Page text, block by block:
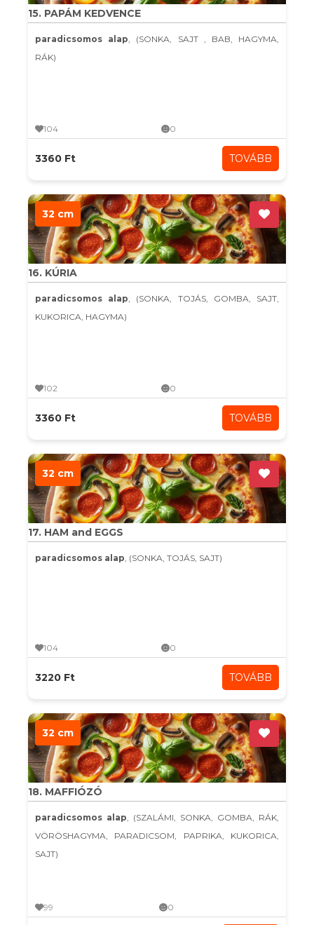
15. PAPÁM KEDVENCE
paradicsomos alap, (SONKA, SAJT , BAB, HAGYMA,
RÁK)
104 0
3360 Ft TOVÁBB
32 cm
16. KÚRIA
paradicsomos alap, (SONKA, TOJÁS, GOMBA, SAJT,
KUKORICA, HAGYMA)
102 0
3360 Ft TOVÁBB
32 cm
17. HAM and EGGS
paradicsomos alap, (SONKA, TOJÁS, SAJT)
104 0
3220 Ft TOVÁBB
32 cm
18. MAFFIÓZÓ
paradicsomos alap, (SZALÁMI, SONKA, GOMBA, RÁK,
VÖRÖSHAGYMA, PARADICSOM, PAPRIKA, KUKORICA,
SAJT)
99 0